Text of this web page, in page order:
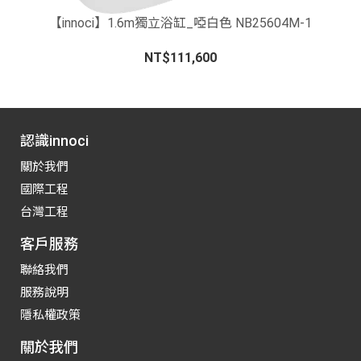
【innoci】1.6m獨立浴缸_啞白色 NB25604M-1
NT$111,600
認識innoci
關於我們
國際工程
台灣工程
客戶服務
聯絡我們
服務說明
隱私權政策
關於我們